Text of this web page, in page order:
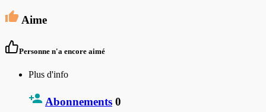
Aime
Personne n'a encore aimé
Plus d'info
Abonnements 0